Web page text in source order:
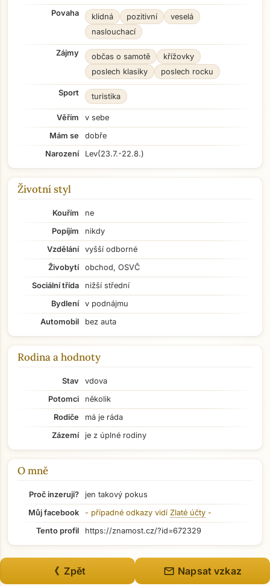
Přejít na hlavní obsah
Povaha klidná pozitivní
veselá
naslouchací
Zájmy občas o samotě
křížovky
poslech klasiky
poslech rocku
Sport turistika
Věřím
v sebe
Mám se
dobře
Narození
Lev(23.7.-22.8.)
Životní styl
Kouřím
ne
Popíjím
nikdy
Vzdělání
vyšší odborné
Živobytí
obchod, OSVČ
Sociální třída
nižší střední
Bydlení
v podnájmu
Automobil
bez auta
Rodina a hodnoty
Stav
vdova
Potomci
několik
Rodiče
má je ráda
Zázemí
je z úplné rodiny
O mně
Proč inzeruji?
jen takový pokus
Můj facebook
- případné odkazy vidí Zlaté účty -
Tento profil
https://znamost.cz/?id=672329
《 Zpět mail Napsat vzkaz